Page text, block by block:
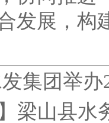
发展，构
集团举办
梁山县